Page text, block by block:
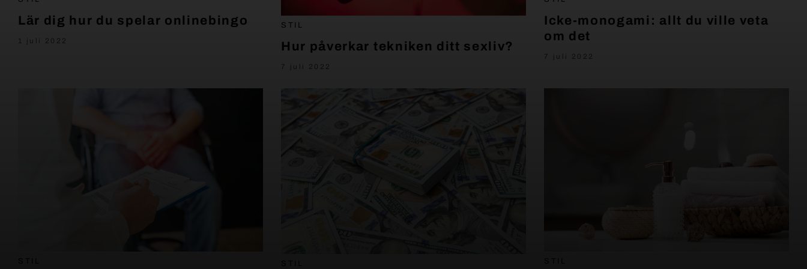
Lär dig hur du spelar onlinebingo
1 juli 2022
STIL
Hur påverkar tekniken ditt sexliv?
7 juli 2022
Icke-monogami: allt du ville veta
om det
7 juli 2022